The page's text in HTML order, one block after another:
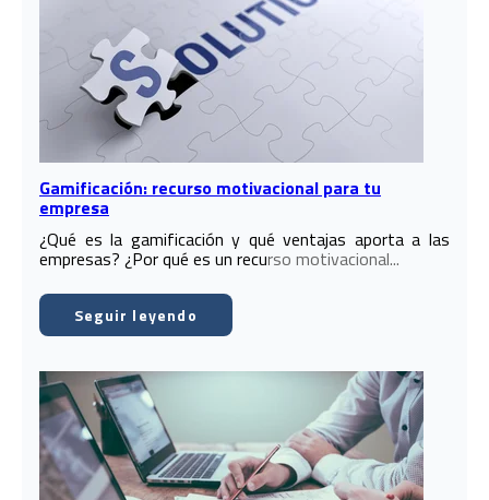
Gamificación: recurso motivacional para tu
empresa
¿Qué es la gamificación y qué ventajas aporta a las
empresas? ¿Por qué es un recurso motivacional...
Seguir leyendo